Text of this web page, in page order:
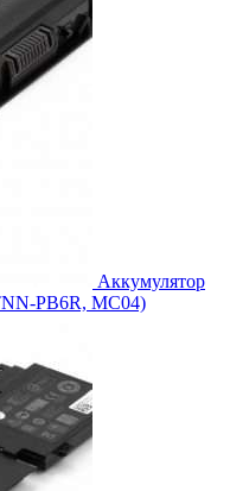
Аккумулятор
PB6R, MC04)